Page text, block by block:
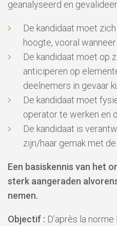
geanalyseerd en
De kandidaat moet
hoogte, vooral wanneer
De kandidaat moet op
anticiperen op
deelnemers in gevaar
De kandidaat moet
operator te werken en
De kandidaat is
zijn/haar gemak met de
Een basiskennis van het
sterk aangeraden
nemen.
Objectif : D’après la